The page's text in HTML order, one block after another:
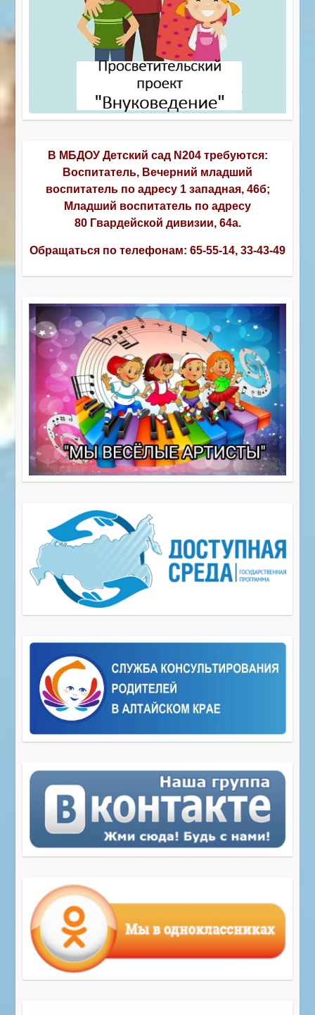
В МБДОУ Детский сад N204 требуются:
Воспитатель, Вечерний младший
воспитатель по адресу 1 западная, 46б;
Младший воспитатель по адресу
80 Гвардейской дивизии, 64а.
Обращаться по телефонам: 65-55-14, 33-43-49